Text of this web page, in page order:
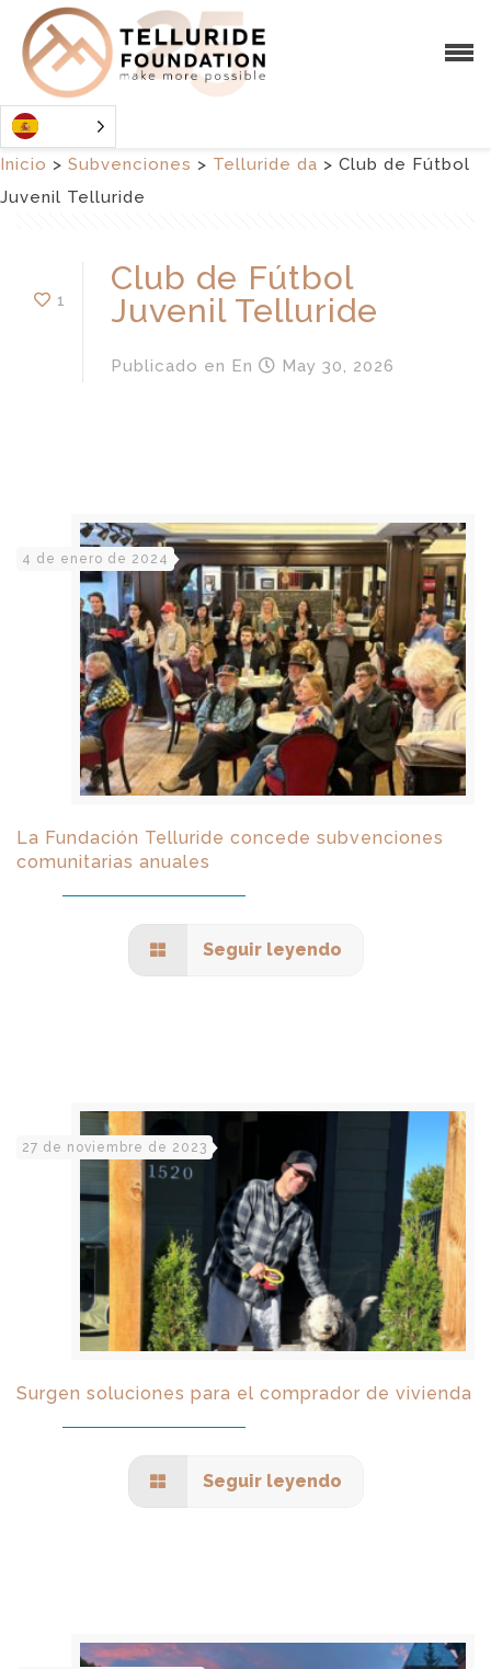
Inicio > Subvenciones > Telluride da > Club de Fútbol
Juvenil Telluride
1
Club de Fútbol
Juvenil Telluride
Publicado en En May 30, 2026
4 de enero de 2024
La Fundación Telluride concede subvenciones
comunitarias anuales
Seguir leyendo
27 de noviembre de 2023
Surgen soluciones para el comprador de vivienda
Seguir leyendo